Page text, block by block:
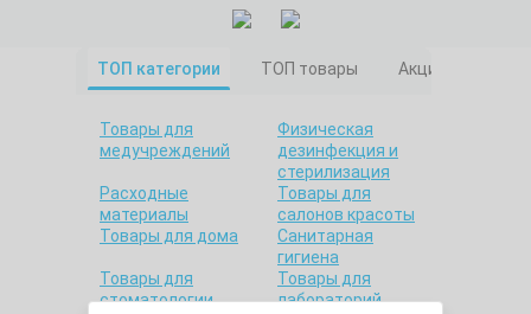
ТОП категории ТОП товары Акционные
Товары для
медучреждений
Физическая
дезинфекция и
стерилизация
Расходные
материалы
Товары для
салонов красоты
Товары для дома
Санитарная
гигиена
Товары для
стоматологии
Товары для
лабораторий